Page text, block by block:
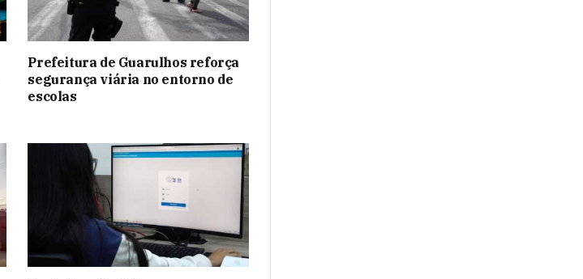
Prefeitura de Guarulhos reforça
segurança viária no entorno de
escolas